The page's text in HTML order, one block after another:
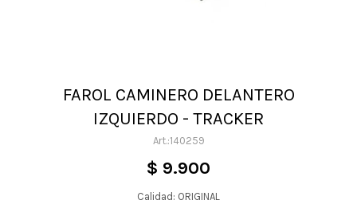
FAROL CAMINERO DELANTERO
IZQUIERDO - TRACKER
140259
$ 9.900
Calidad: ORIGINAL